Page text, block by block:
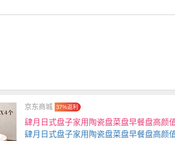
京东商城 37%返利
肆月日式盘子家用陶瓷盘菜盘早餐盘高颜